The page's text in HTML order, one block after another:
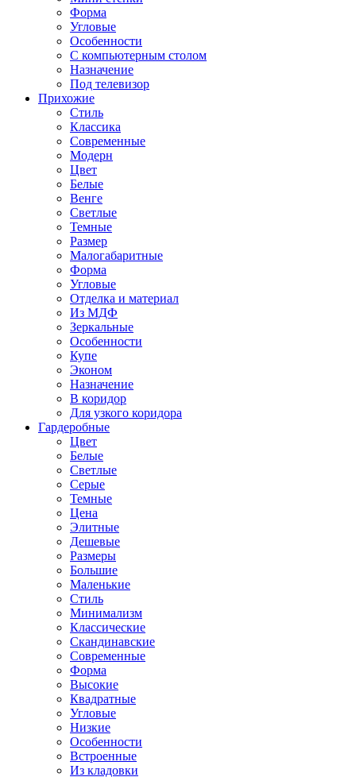
Форма
Угловые
Особенности
С компьютерным столом
Назначение
Под телевизор
Прихожие
Стиль
Классика
Современные
Модерн
Цвет
Белые
Венге
Светлые
Темные
Размер
Малогабаритные
Форма
Угловые
Отделка и материал
Из МДФ
Зеркальные
Особенности
Купе
Эконом
Назначение
В коридор
Для узкого коридора
Гардеробные
Цвет
Белые
Светлые
Серые
Темные
Цена
Элитные
Дешевые
Размеры
Большие
Маленькие
Стиль
Минимализм
Классические
Скандинавские
Современные
Форма
Высокие
Квадратные
Угловые
Низкие
Особенности
Встроенные
Из кладовки